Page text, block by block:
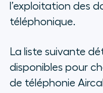
l’exploitation des
téléphonique.
La liste suivante
disponibles pour
de téléphonie